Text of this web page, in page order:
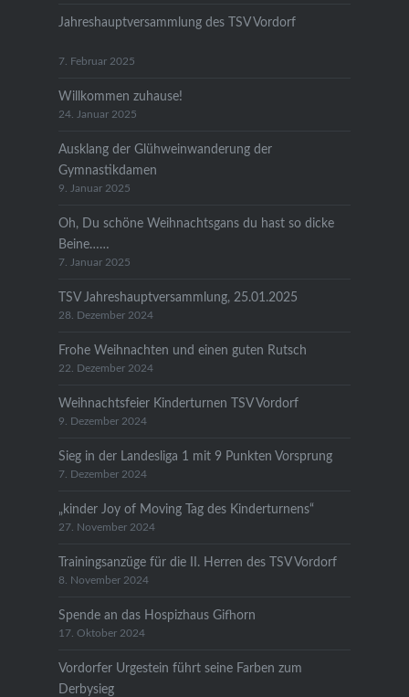
Jahreshauptversammlung des TSV Vordorf
7. Februar 2025
Willkommen zuhause!
24. Januar 2025
Ausklang der Glühweinwanderung der
Gymnastikdamen
9. Januar 2025
Oh, Du schöne Weihnachtsgans du hast so dicke
Beine……
7. Januar 2025
TSV Jahreshauptversammlung, 25.01.2025
28. Dezember 2024
Frohe Weihnachten und einen guten Rutsch
22. Dezember 2024
Weihnachtsfeier Kinderturnen TSV Vordorf
9. Dezember 2024
Sieg in der Landesliga 1 mit 9 Punkten Vorsprung
7. Dezember 2024
„kinder Joy of Moving Tag des Kinderturnens“
27. November 2024
Trainingsanzüge für die II. Herren des TSV Vordorf
8. November 2024
Spende an das Hospizhaus Gifhorn
17. Oktober 2024
Vordorfer Urgestein führt seine Farben zum
Derbysieg